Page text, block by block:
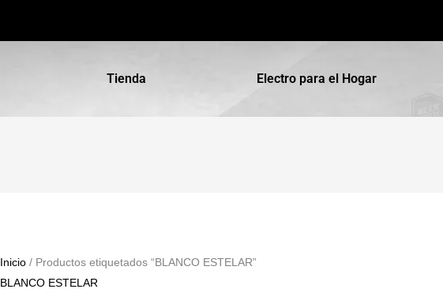
Tienda Electro para el Hogar
Inicio / Productos etiquetados “BLANCO ESTELAR”
BLANCO ESTELAR